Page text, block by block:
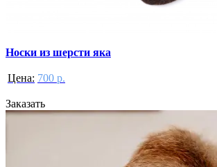
Носки из шерсти яка
Цена: 700 р.
Заказать